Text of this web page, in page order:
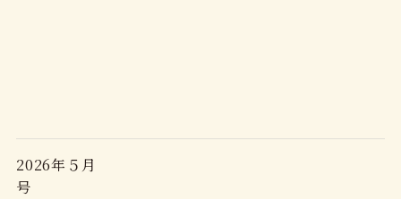
2026年５月
号